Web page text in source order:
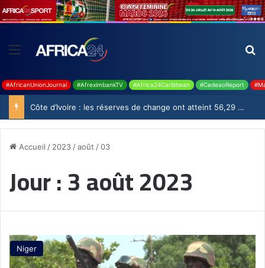
#AfricanUnionJournal #AfreximbankTV #Africa24Caribbean #CedeaoReport
Côte d’Ivoire : les réserves de change ont atteint 56,29 milliards USD en juillet
Accueil / 2023 /août /03
Jour :3 août 2023
Niger